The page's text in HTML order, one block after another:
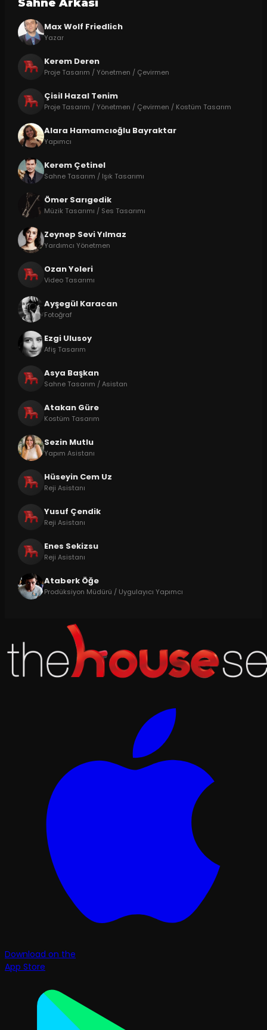
Sahne Arkasi
Max Wolf Friedlich
Yazar
Kerem Deren
Proje Tasarım / Yönetmen / Çevirmen
Çisil Hazal Tenim
Proje Tasarım / Yönetmen / Çevirmen / Kostüm Tasarım
Alara Hamamcıoğlu Bayraktar
Yapımcı
Kerem Çetinel
Sahne Tasarım / Işık Tasarımı
Ömer Sarıgedik
Müzik Tasarımı / Ses Tasarımı
Zeynep Sevi Yılmaz
Yardımcı Yönetmen
Ozan Yoleri
Video Tasarımı
Ayşegül Karacan
Fotoğraf
Ezgi Ulusoy
Afiş Tasarım
Asya Başkan
Sahne Tasarım / Asistan
Atakan Güre
Kostüm Tasarım
Sezin Mutlu
Yapım Asistanı
Hüseyin Cem Uz
Reji Asistanı
Yusuf Çendik
Reji Asistanı
Enes Sekizsu
Reji Asistanı
Ataberk Öğe
Prodüksiyon Müdürü / Uygulayıcı Yapımcı
Download on the
App Store